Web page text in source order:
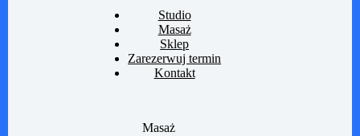
Studio
Masaż
Sklep
Zarezerwuj termin
Kontakt
Masaż